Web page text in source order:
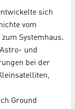
sich
vom
Systemhaus.
und
bei der
Ground